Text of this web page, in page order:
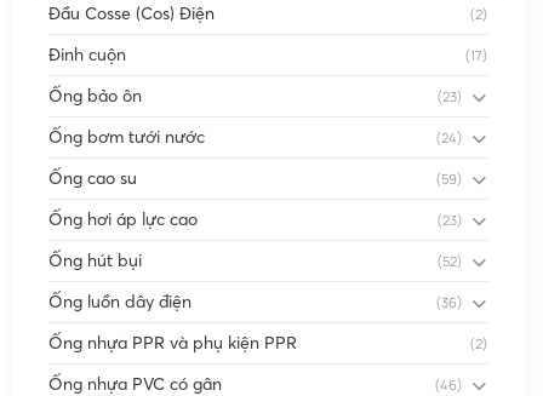
Đầu Cosse (Cos) Điện (2)
Đinh cuộn (17)
Ống bảo ôn (23)
Ống bơm tưới nước (24)
Ống cao su (59)
Ống hơi áp lực cao (23)
Ống hút bụi (52)
Ống luồn dây điện (36)
Ống nhựa PPR và phụ kiện PPR (2)
Ống nhựa PVC có gân (46)